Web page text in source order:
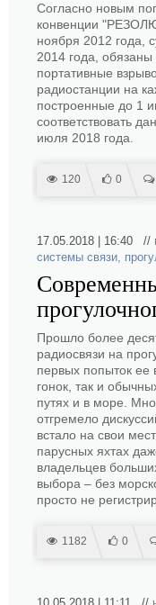
Согласно новым
конвенции
ноября 2012 года,
2014 года,
портативные
радиостанции на
построенные до 1
соответствовать
июля 2018 года.
120 0
17.05.2018 | 16:40 //
системы связи,
Прошло более
радиосвязи на
первых попыток ее
гонок, так и
путях и в море.
отгремело
встало на свои
парусных яхтах
владельцев
выбора – без
просто не
1182 0